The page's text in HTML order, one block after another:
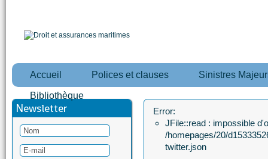
Accueil Polices et clauses Sinistres
Bibliothèque
Newsletter
Error:
JFile::read : impossible
/homepages/20/
twitter.json